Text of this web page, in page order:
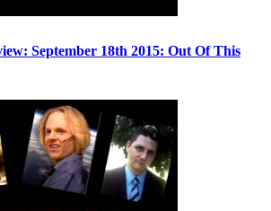
September 18th 2015: Out Of This